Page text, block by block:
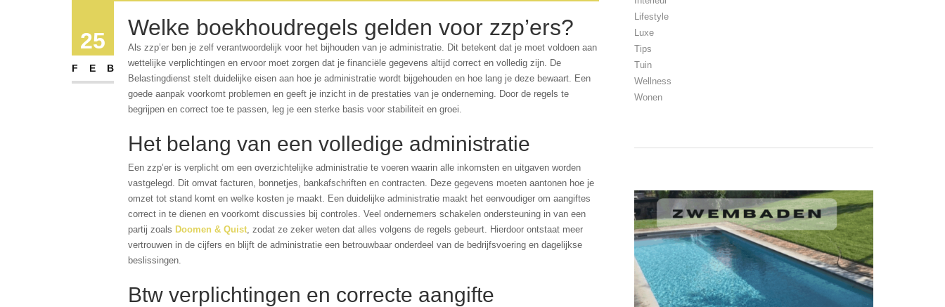
25
FEB
Welke boekhoudregels gelden voor zzp’ers?
Als zzp’er ben je zelf verantwoordelijk voor het bijhouden van je administratie. Dit betekent dat je moet voldoen aan
wettelijke verplichtingen en ervoor moet zorgen dat je financiële gegevens altijd correct en volledig zijn. De
Belastingdienst stelt duidelijke eisen aan hoe je administratie wordt bijgehouden en hoe lang je deze bewaart. Een
goede aanpak voorkomt problemen en geeft je inzicht in de prestaties van je onderneming. Door de regels te
begrijpen en correct toe te passen, leg je een sterke basis voor stabiliteit en groei.
Het belang van een volledige administratie
Een zzp’er is verplicht om een overzichtelijke administratie te voeren waarin alle inkomsten en uitgaven worden
vastgelegd. Dit omvat facturen, bonnetjes, bankafschriften en contracten. Deze gegevens moeten aantonen hoe je
omzet tot stand komt en welke kosten je maakt. Een duidelijke administratie maakt het eenvoudiger om aangiftes
correct in te dienen en voorkomt discussies bij controles. Veel ondernemers schakelen ondersteuning in van een
partij zoals Doomen & Quist , zodat ze zeker weten dat alles volgens de regels gebeurt. Hierdoor ontstaat meer
vertrouwen in de cijfers en blijft de administratie een betrouwbaar onderdeel van de bedrijfsvoering en dagelijkse
beslissingen.
Btw verplichtingen en correcte aangifte
Lifestyle
Luxe
Tips
Tuin
Wellness
Wonen